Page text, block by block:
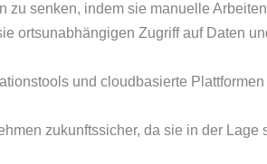
zu senken, indem sie manuelle
ortsunabhängigen Zugriff auf Daten
und cloudbasierte
zukunftssicher, da sie in der